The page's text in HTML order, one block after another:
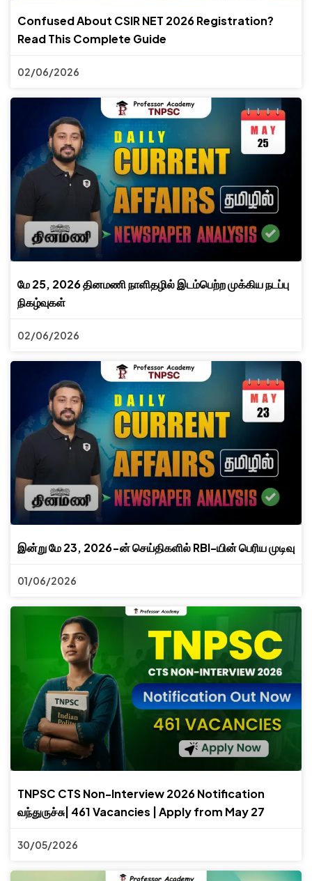
Confused About CSIR NET 2026 Registration?
Read This Complete Guide
02/06/2026
மே 25, 2026 தினமணி நாளிதழில் இடம்பெற்ற முக்கிய நடப்பு
நிகழ்வுகள்
02/06/2026
இன்று மே 23, 2026-ன் செய்திகளில் RBI-யின் பெரிய முடிவு
01/06/2026
TNPSC CTS Non-Interview 2026 Notification
வந்துருச்சு| 461 Vacancies | Apply from May 27
30/05/2026